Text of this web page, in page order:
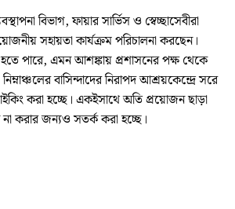
বিভাগ, ফায়ার সার্ভিস ও স্বেচ্ছাসেবীরা
সহায়তা কার্যক্রম পরিচালনা করছেন।
পারে, এমন আশঙ্কায় প্রশাসনের পক্ষ থেকে
বাসিন্দাদের নিরাপদ আশ্রয়কেন্দ্রে সরে
করা হচ্ছে। একইসাথে অতি প্রয়োজন ছাড়া
করার জন্যও সতর্ক করা হচ্ছে।